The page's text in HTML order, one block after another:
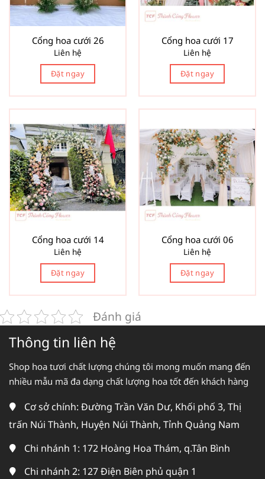
Cổng hoa cưới 26
Liên hệ
Đặt ngay
Cổng hoa cưới 17
Liên hệ
Đặt ngay
Cổng hoa cưới 14
Liên hệ
Đặt ngay
Cổng hoa cưới 06
Liên hệ
Đặt ngay
Đánh giá
Thông tin liên hệ
Shop hoa tươi chất lượng chúng tôi mong muốn mang đến
nhiều mẫu mã đa dạng chất lượng hoa tốt đến khách hàng
Cơ sở chính: Đường Trần Văn Dư, Khối phố 3, Thị
trấn Núi Thành, Huyện Núi Thành, Tỉnh Quảng Nam
Chi nhánh 1: 172 Hoàng Hoa Thám, q.Tân Bình
Chi nhánh 2: 127 Điện Biên phủ quận 1